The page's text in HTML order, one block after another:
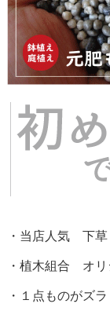
・当店人気 下
・植木組合 オ
・１点ものがズ